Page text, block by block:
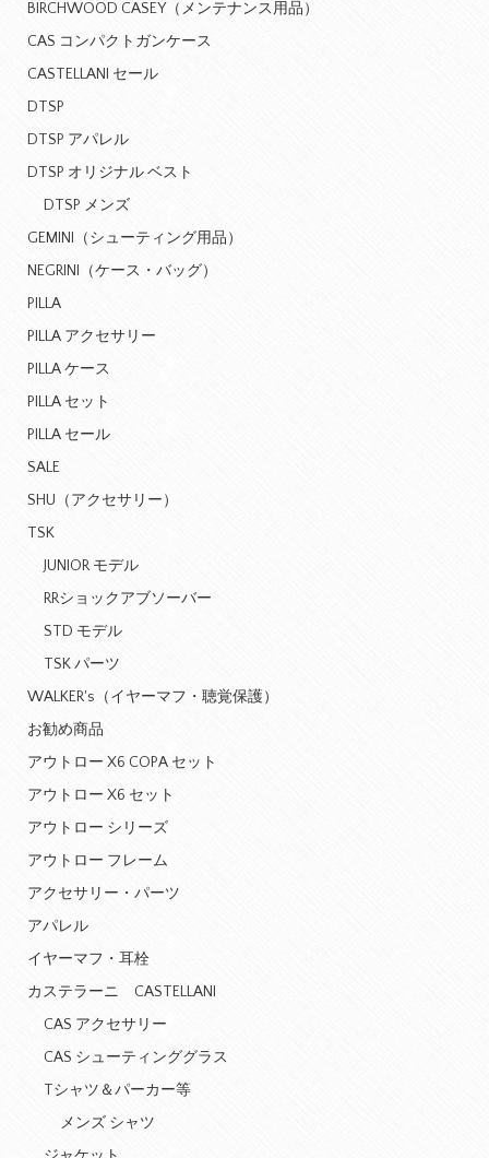
BIRCHWOOD CASEY（メンテナンス用品）
CAS コンパクトガンケース
CASTELLANI セール
DTSP
DTSP アパレル
DTSP オリジナル ベスト
DTSP メンズ
GEMINI（シューティング用品）
NEGRINI（ケース・バッグ）
PILLA
PILLA アクセサリー
PILLA ケース
PILLA セット
PILLA セール
SALE
SHU（アクセサリー）
TSK
JUNIOR モデル
RRショックアブソーバー
STD モデル
TSK パーツ
WALKER's（イヤーマフ・聴覚保護）
お勧め商品
アウトロー X6 COPA セット
アウトロー X6 セット
アウトロー シリーズ
アウトロー フレーム
アクセサリー・パーツ
アパレル
イヤーマフ・耳栓
カステラーニ CASTELLANI
CAS アクセサリー
CAS シューティンググラス
Tシャツ＆パーカー等
メンズ シャツ